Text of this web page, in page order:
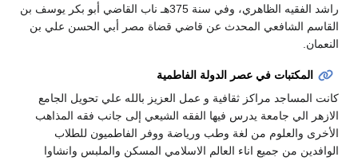
راشد الفقيه الظاهري، وفي سنة 375هـ ناب القاضي أبو بكر يوسف بن
القاسم الشافعي المحدث عن قاضي قضاة مصر أبي الحسن علي بن
النعمان.
المكتبات في عصر الدولة الفاطمية
كانت المساجد مراكز ثقافية و عمل العزيز بالله علي تحويل الجامع
الازهر الي جامعة يدرس فيها الفقه الشيعي إلى جانب فقه المذاهب
الأخرى والعلوم من لغة وطب ورياضة ووفر الفاطميون للطلاب
الوافدين من جميع اناء العالم الاسلامي المسكن والملبس وانشاوا